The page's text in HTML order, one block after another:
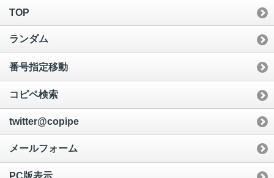
TOP
ランダム
番号指定移動
コピペ検索
twitter@copipe
メールフォーム